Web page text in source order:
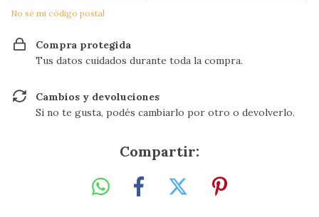
No sé mi código postal
Compra protegida
Tus datos cuidados durante toda la compra.
Cambios y devoluciones
Si no te gusta, podés cambiarlo por otro o devolverlo.
Compartir: